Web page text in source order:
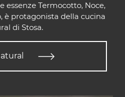
essenze Termocotto, Noce,
è protagonista della cucina
di Stosa.